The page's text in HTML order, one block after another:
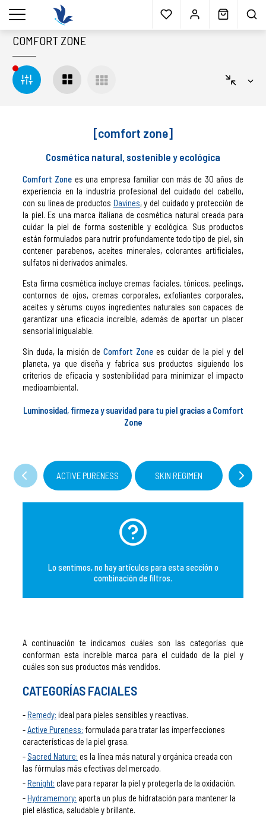
Envío gratisa partir 40€* Muestras gratis Blog
menu
COMFORT ZONE
[comfort zone]
Cosmética natural, sostenible y ecológica
Comfort Zone es una empresa familiar con más de 30 años de
experiencia en la industria profesional del cuidado del cabello,
con su línea de productos Davines, y del cuidado y protección de
la piel. Es una marca italiana de cosmética natural creada para
cuidar la piel de forma sostenible y ecológica. Sus productos
están formulados para nutrir profundamente todo tipo de piel, sin
contener parabenos, aceites minerales, colorantes artificiales,
sulfatos ni derivados animales.
Esta firma cosmética incluye cremas faciales, tónicos, peelings,
contornos de ojos, cremas corporales, exfoliantes corporales,
aceites y sérums cuyos ingredientes naturales son capaces de
garantizar una eficacia increíble, además de aportar un placer
sensorial inigualable.
Sin duda, la misión deComfort Zone es cuidar de la piel y del
planeta, ya que diseña y fabrica sus productos siguiendo los
criterios de eficacia y sostenibilidad para minimizar el impacto
medioambiental.
Luminosidad, firmeza y suavidad para tu piel gracias a Comfort
Zone
ACTIVE PURENESS SKIN REGIMEN
Lo sentimos, no hay artículos para esta sección o
combinación de filtros.
A continuación te indicamos cuáles son las categorías que
conforman esta increíble marca para el cuidado de la piel y
cuáles son sus productos más vendidos.
CATEGORÍAS FACIALES
Remedy: ideal para pieles sensibles y reactivas.
Active Pureness: formulada para tratar las imperfecciones
características de la piel grasa.
Sacred Nature: es la línea más natural y orgánica creada con
las fórmulas más efectivas del mercado.
Renight: clave para reparar la piel y protegerla de la oxidación.
Hydramemory: aporta un plus de hidratación para mantener la
piel elástica, saludable y brillante.